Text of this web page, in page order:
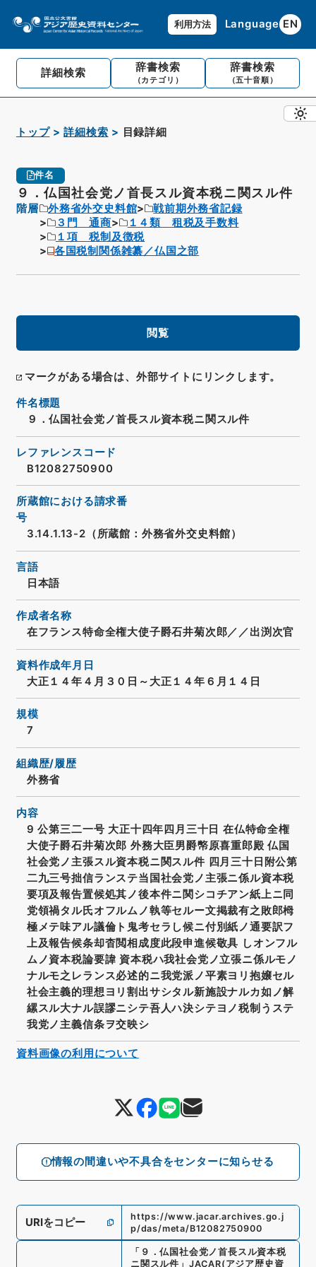
利用方法 Language EN
詳細検索 辞書検索
（カテゴリ）
辞書検索
（五十音順）
トップ 詳細検索 目録詳細
件名
９．仏国社会党ノ首長スル資本税ニ関スル件
階層 外務省外交史料館
戦前期外務省記録
３門 通商
１４類 租税及手数料
１項 税制及徴税
各国税制関係雑纂／仏国之部
閲覧
マークがある場合は、外部サイトにリンクします。
情報の間違いや不具合をセンターに知らせる
件名標題
９．仏国社会党ノ首長スル資本税ニ関スル件
レファレンスコード
B12082750900
所蔵館における請求番
号
3.14.1.13-2（所蔵館：外務省外交史料館）
言語
日本語
作成者名称
在フランス特命全権大使子爵石井菊次郎／／出渕次官
資料作成年月日
大正１４年４月３０日～大正１４年６月１４日
規模
7
組織歴/履歴
外務省
内容
9 公第三二一号 大正十四年四月三十日 在仏特命全権
大使子爵石井菊次郎 外務大臣男爵幤原喜重郎殿 仏国
社会党ノ主張スル資本税ニ関スル件 四月三十日附公第
二九三号拙信ランステ当国社会党ノ主張ニ係ル資本税
要項及報告置候処其ノ後本件ニ関シコチアン紙上ニ同
党領禍タル氏オフルムノ執等セルー文掲裁有之敗郎栂
極メテ味アル議倫ト鬼考セラし候ニ付別紙ノ通要訳フ
上及報告候条却杳閲相成度此段申進候敬具 しオンフル
ムノ資本税論要諱 資本税ハ我社会党ノ立張ニ係ルモノ
ナルモ之レランス必述的ニ我党派ノ平素ヨリ抱嬢セル
社会主義的理想ヨリ割出サシタル新施設ナルカ如ノ解
縲スル大ナル誤謬ニシテ吾人ハ決シテヨノ税制うステ
我党ノ主義信条ヲ交映シ
URIをコピー
https://www.jacar.archives.go.j
p/das/meta/B12082750900
「 ９．仏国社会党ノ首長スル資本税
ニ関スル件 」 JACAR(アジア歴史資
資料画像の利用について